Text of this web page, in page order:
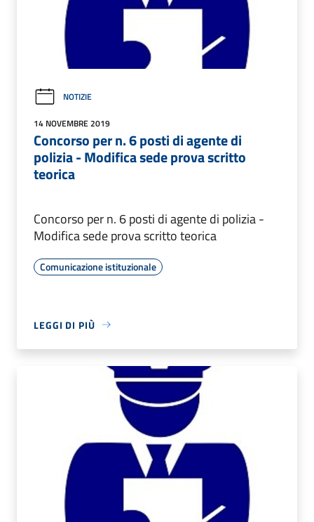
NOTIZIE
14 NOVEMBRE 2019
Concorso per n. 6 posti di agente di
polizia - Modifica sede prova scritto
teorica
Concorso per n. 6 posti di agente di polizia -
Modifica sede prova scritto teorica
Comunicazione istituzionale
LEGGI DI PIÙ